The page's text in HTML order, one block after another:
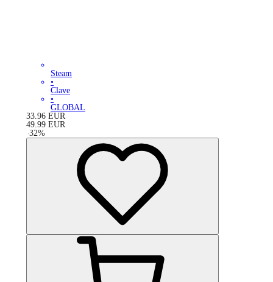
Steam
•
Clave
•
GLOBAL
33.96 EUR
49.99 EUR
-32%